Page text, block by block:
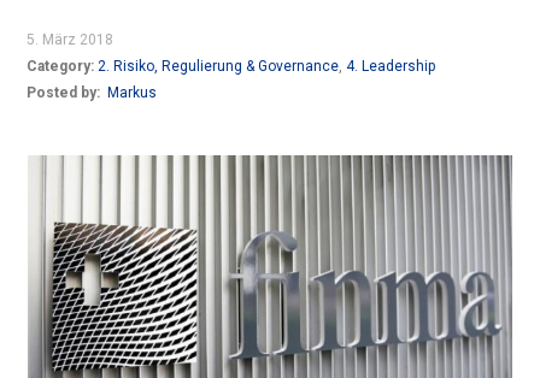
5. März 2018
Category:2. Risiko, Regulierung & Governance,4. Leadership
Posted by: Markus